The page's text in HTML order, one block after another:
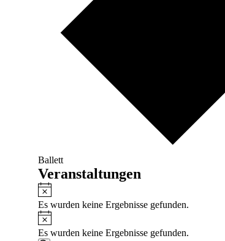
Ballett
Veranstaltungen
Hinweis
Es wurden keine Ergebnisse gefunden.
Hinweis
Es wurden keine Ergebnisse gefunden.